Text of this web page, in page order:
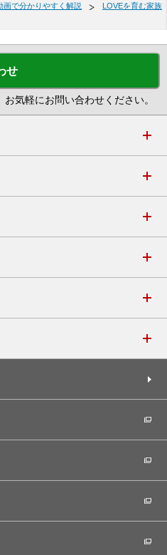
画で分かりやすく解説
LOVEを育む家族
せ
気軽にお問い合わせください。